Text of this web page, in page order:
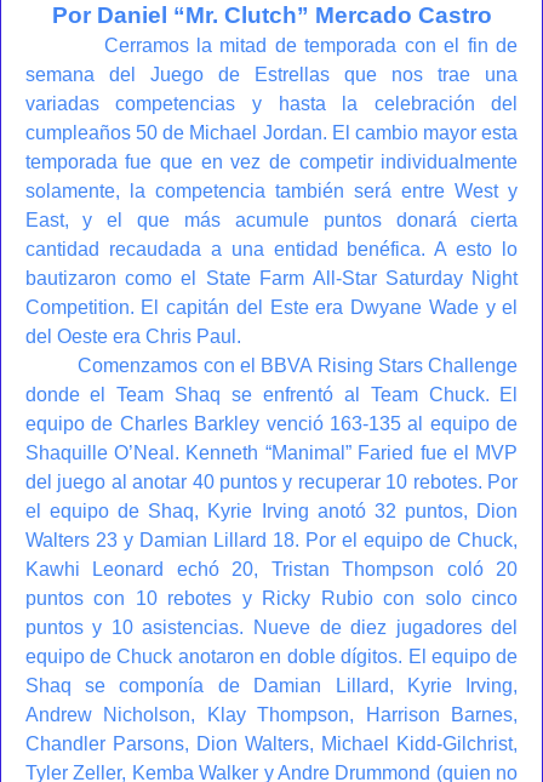
Por Daniel “Mr. Clutch” Mercado Castro
Cerramos la mitad de temporada con el fin de
semana del Juego de Estrellas que nos trae una
variadas competencias y hasta la celebración del
cumpleaños 50 de Michael Jordan. El cambio mayor esta
temporada fue que en vez de competir individualmente
solamente, la competencia también será entre West y
East, y el que más acumule puntos donará cierta
cantidad recaudada a una entidad benéfica. A esto lo
bautizaron como el State Farm All-Star Saturday Night
Competition. El capitán del Este era Dwyane Wade y el
del Oeste era Chris Paul.
Comenzamos con el BBVA Rising Stars Challenge
donde el Team Shaq se enfrentó al Team Chuck. El
equipo de Charles Barkley venció 163-135 al equipo de
Shaquille O’Neal. Kenneth “Manimal” Faried fue el MVP
del juego al anotar 40 puntos y recuperar 10 rebotes. Por
el equipo de Shaq, Kyrie Irving anotó 32 puntos, Dion
Walters 23 y Damian Lillard 18. Por el equipo de Chuck,
Kawhi Leonard echó 20, Tristan Thompson coló 20
puntos con 10 rebotes y Ricky Rubio con solo cinco
puntos y 10 asistencias. Nueve de diez jugadores del
equipo de Chuck anotaron en doble dígitos. El equipo de
Shaq se componía de Damian Lillard, Kyrie Irving,
Andrew Nicholson, Klay Thompson, Harrison Barnes,
Chandler Parsons, Dion Walters, Michael Kidd-Gilchrist,
Tyler Zeller, Kemba Walker y Andre Drummond (quien no